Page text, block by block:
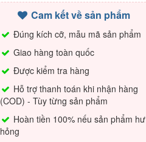
Cam kết về sản phẩm
Đúng kích cỡ, mẫu mã sản phẩm
Giao hàng toàn quốc
Được kiểm tra hàng
Hỗ trợ thanh toán khi nhận hàng
(COD) - Tùy từng sản phẩm
Hoàn tiền 100% nếu sản phẩm hư
hỏng